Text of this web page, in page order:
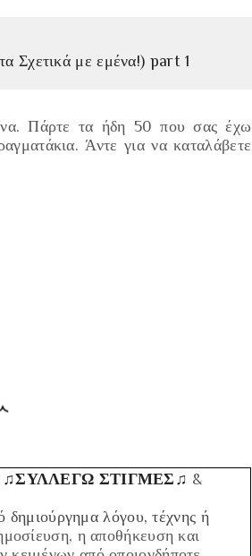
Σχετικά με εμένα!) part 1
Πάρτε τα ήδη 50που σας έχω
Άντε για να καταλάβετε
♫ΣΥΛΛΕΓΩ ΣΤΙΓΜΕΣ♫ &
δημιούργημα λόγου, τέχνης ή
η αποθήκευση και